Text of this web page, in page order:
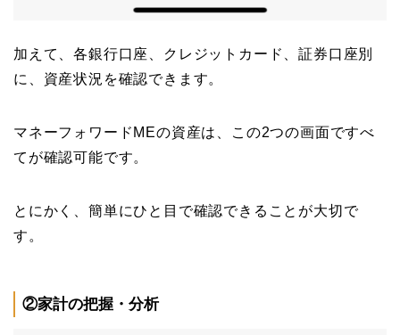
加えて、各銀行口座、クレジットカード、証券口座別
に、資産状況を確認できます。
マネーフォワードMEの資産は、この2つの画面ですべ
てが確認可能です。
とにかく、簡単にひと目で確認できることが大切で
す。
②家計の把握・分析